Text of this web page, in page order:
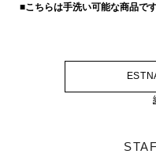
■こちらは手洗い可能な商品です